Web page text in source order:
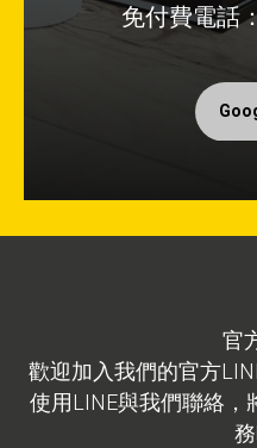
免付費電話
官
歡迎加入我們的官方
使用LINE與我們聯絡，
務